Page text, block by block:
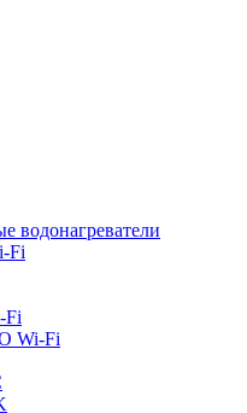
водонагреватели
Fi
Fi
Wi-Fi